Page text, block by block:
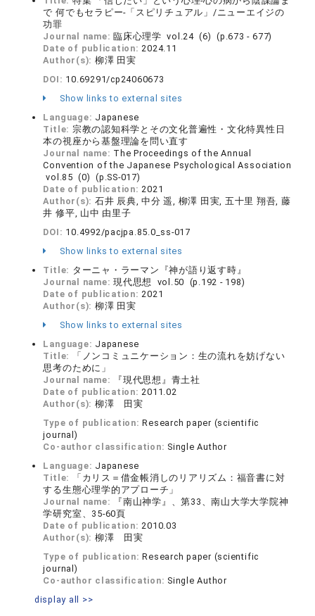
で 何でもセラピー-「スピリチュアル」/ニューエイジの
功罪
Journal name:臨床心理学 vol.24 (6) (p.673 - 677)
Date of publication:2024.11
Author(s): 柳澤 田実
DOI: 10.69291/cp24060673
Show links to external sites
Language: Japanese
Title: 宗教の認知科学とその文化普遍性・文化特異性日
本の視座から基盤理論を問い直す
Journal name: The Proceedings of the Annual
Convention of the Japanese Psychological Association
vol.85 (0) (p.SS-017)
Date of publication:2021
Author(s): 石井 辰典, 中分 遥, 柳澤 田実, 五十里 翔吾, 藤
井 修平, 山中 由里子
DOI: 10.4992/pacjpa.85.0_ss-017
Show links to external sites
Title: ターニャ・ラーマン『神が語り返す時』
Journal name:現代思想 vol.50 (p.192 - 198)
Date of publication:2021
Author(s): 柳澤 田実
Show links to external sites
Language: Japanese
Title:
「ノンコミュニケーション：生の流れを妨げない
思考のために」
Journal name:
『現代思想』青土社
Date of publication:2011.02
Author(s): 柳澤 田実
Type of publication:Research paper (scientific
journal)
Co-author classification: Single Author
Language: Japanese
Title:
「カリス＝借金帳消しのリアリズム：福音書に対
する生態心理学的アプローチ」
Journal name:
『南山神学』、第33、南山大学大学院神
学研究室、35-60頁
Date of publication:2010.03
Author(s): 柳澤 田実
Type of publication:Research paper (scientific
journal)
Co-author classification: Single Author
display all >>